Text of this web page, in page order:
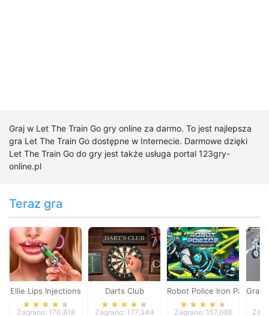
Graj w Let The Train Go gry online za darmo. To jest najlepsza
gra Let The Train Go dostępne w Internecie. Darmowe dzięki
Let The Train Go do gry jest także usługa portal 123gry-
online.pl
Teraz gra
Ellie Lips Injections
Zagrano: 170,818
Darts Club
Zagrano: 177,344
Robot Police Iron Panther
Zagrano: 157,086